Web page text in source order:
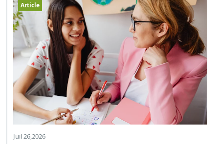
Article
Juil 26,2026